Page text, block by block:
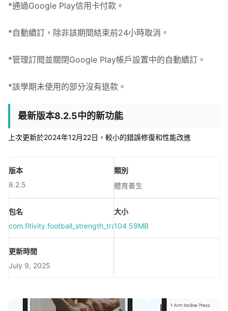
*通過Google Play信用卡付款。
*自動續訂，除非該期間結束前24小時取消。
*管理訂閱並關閉Google Play帳戶設置中的自動續訂。
*該學期未使用的部分沒有退款。
最新版本8.2.5中的新功能
上次更新於2024年12月22日，較小的錯誤修復和性能改進
版本
8.2.5
類別
體育養生
包名
com.fitivity.football_strength_training
大小
104.59MB
更新時間
July 9, 2025